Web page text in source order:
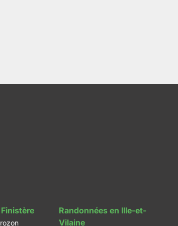
Randonnées en Ille-et-
Vilaine